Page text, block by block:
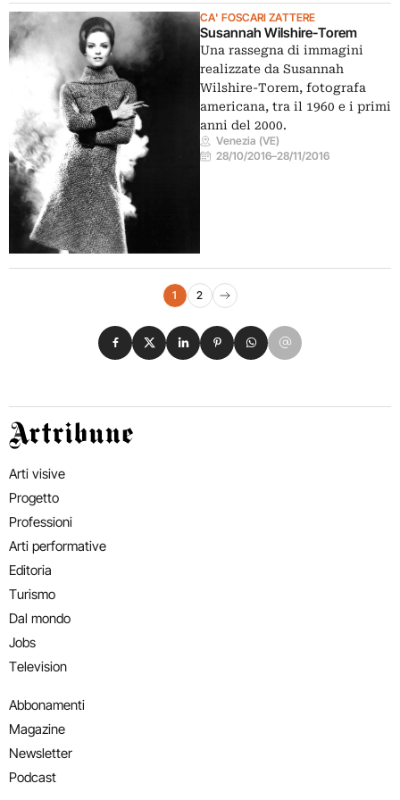
CA' FOSCARI ZATTERE
Susannah Wilshire-Torem
Una rassegna di immagini
realizzate da Susannah
Wilshire-Torem, fotografa
americana, tra il 1960 e i primi
anni del 2000.
Venezia (VE)
28/10/2016–28/11/2016
Navigazione eventi
1 2
Pagina successiva
Condividi su Facebook
Condividi su X
Condividi su LinkedIn
Condividi su Pinterest
Condividi su WhatsApp
Condividi su Email
Artribune
Arti visive
Progetto
Professioni
Arti performative
Editoria
Turismo
Dal mondo
Jobs
Television
Abbonamenti
Magazine
Newsletter
Podcast